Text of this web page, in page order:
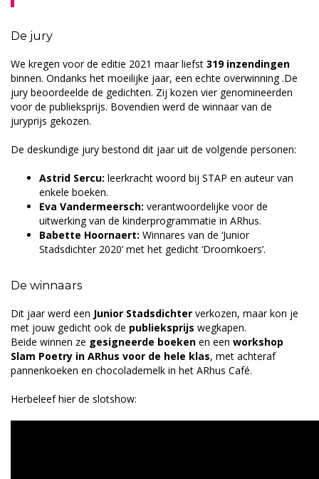
De jury
We kregen voor de editie 2021 maar liefst 319 inzendingen
binnen. Ondanks het moeilijke jaar, een echte overwinning .De
jury beoordeelde de gedichten. Zij kozen vier genomineerden
voor de publieksprijs. Bovendien werd de winnaar van de
juryprijs gekozen.
De deskundige jury bestond dit jaar uit de volgende personen:
Astrid Sercu: leerkracht woord bij STAP en auteur van
enkele boeken.
Eva Vandermeersch: verantwoordelijke voor de
uitwerking van de kinderprogrammatie in ARhus.
Babette Hoornaert: Winnares van de ‘Junior
Stadsdichter 2020’ met het gedicht ‘Droomkoers’.
De winnaars
Dit jaar werd een Junior Stadsdichter verkozen, maar kon je
met jouw gedicht ook de publieksprijs wegkapen.
Beide winnen ze gesigneerde boeken en een workshop
Slam Poetry in ARhus voor de hele klas, met achteraf
pannenkoeken en chocolademelk in het ARhus Café.
Herbeleef hier de slotshow: